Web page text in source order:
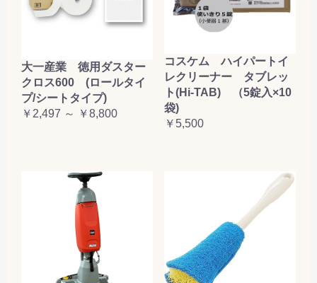
大一産業 徳用ダスター
クロス600 (ロールタイ
プ/シートタイプ)
￥2,497 ～ ￥8,800
コスケム ハイパートイ
レクリーナー タブレッ
ト(Hi-TAB) （5錠入×10
袋)
￥5,500